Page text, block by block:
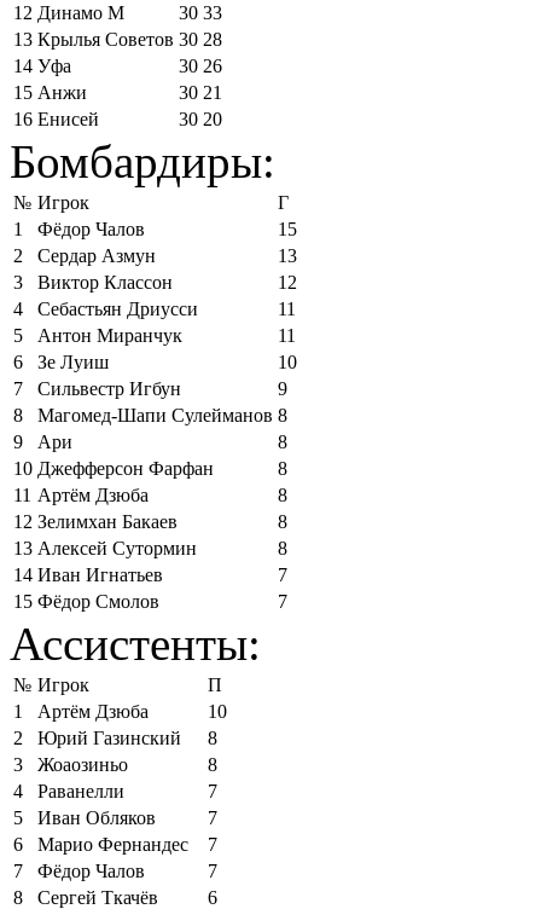
12 Динамо М 30 33
13 Крылья Советов 30 28
14 Уфа 30 26
15 Анжи 30 21
16 Енисей 30 20
Бомбардиры:
№ Игрок
Г
1
Фёдор Чалов
15
2
Сердар Азмун
13
3
Виктор Классон
12
4
Себастьян Дриусси
11
5
Антон Миранчук
11
6
Зе Луиш
10
7
Сильвестр Игбун
9
8
Магомед-Шапи Сулейманов 8
9
Ари
8
10 Джефферсон Фарфан
8
11 Артём Дзюба
8
12 Зелимхан Бакаев
8
13 Алексей Сутормин
8
14 Иван Игнатьев
7
15 Фёдор Смолов 7
Ассистенты:
№ Игрок
П
1
Артём Дзюба
10
2
Юрий Газинский
8
3
Жоаозиньо
8
4
Раванелли
7
5
Иван Обляков
7
6
Марио Фернандес
7
7
Фёдор Чалов
7
8
Сергей Ткачёв
6